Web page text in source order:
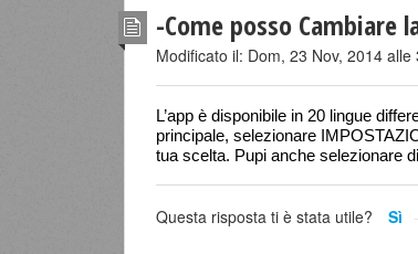
-Come posso Cambiare
Modificato il: Dom, 23 Nov, 2014 alle
L’app è disponibile in 20 lingue
principale, selezionare
tua scelta. Pupi anche selezionare
Questa risposta ti è stata utile? Sì